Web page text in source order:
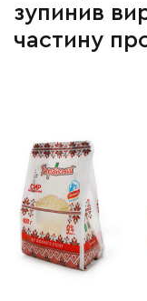
зупинив
частину